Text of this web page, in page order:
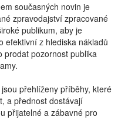
současných novin je
zpravodajství zpracované
publikum, aby je
efektivní z hlediska nákladů
prodat pozornost publika
přehlíženy příběhy, které
a přednost dostávají
přijatelné a zábavné pro